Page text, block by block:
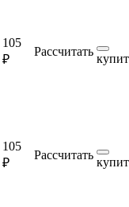
105
₽
Рассчитать
105
₽
Рассчитать